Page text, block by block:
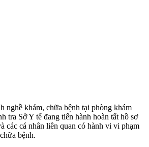
nghề khám, chữa bệnh tại phòng khám
tra Sở Y tế đang tiến hành hoàn tất hồ sơ
các cá nhân liên quan có hành vi vi phạm
bệnh.